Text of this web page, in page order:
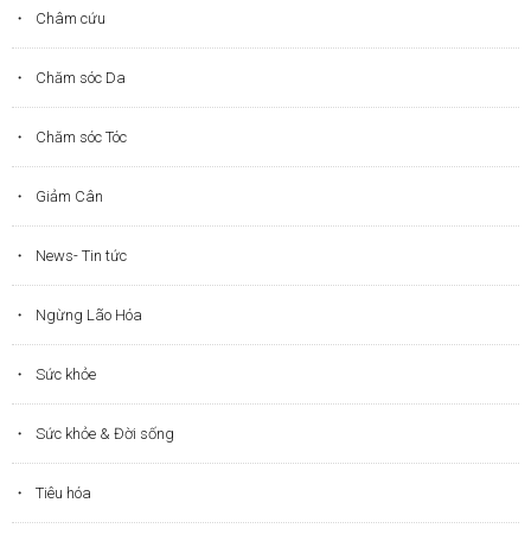
Châm cứu
Chăm sóc Da
Chăm sóc Tóc
Giảm Cân
News- Tin tức
Ngừng Lão Hóa
Sức khỏe
Sức khỏe & Đời sống
Tiêu hóa